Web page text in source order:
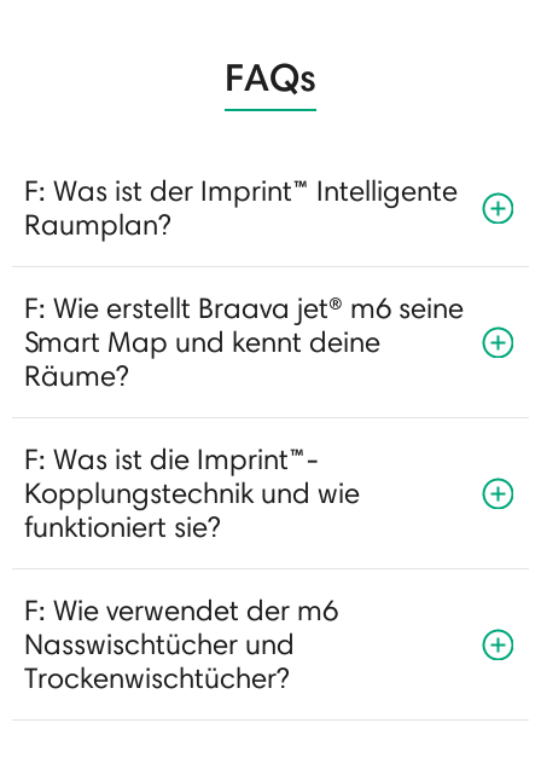
FAQs
F: Was ist der Imprint™ Intelligente
Raumplan?
F: Wie erstellt Braava jet® m6 seine
Smart Map und kennt deine
Räume?
F: Was ist die Imprint™-
Kopplungstechnik und wie
funktioniert sie?
F: Wie verwendet der m6
Nasswischtücher und
Trockenwischtücher?